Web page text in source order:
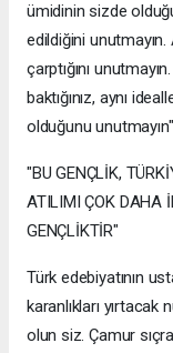
ümidinin sizde
edildiğini unutmayın.
çarptığını
baktığınız, aynı
olduğunu
"BU GENÇLİK,
ATILIMI ÇOK DAHA
GENÇLİKTİR"
Türk edebiyatının
karanlıkları
olun siz. Çamur